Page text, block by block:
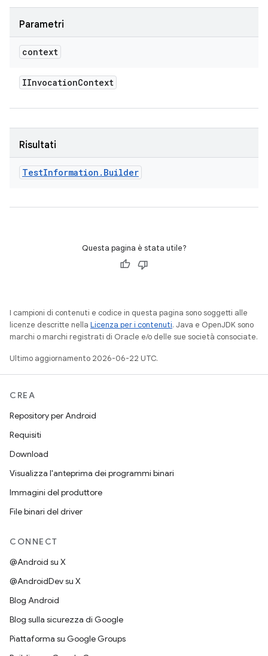
Parametri
context
IInvocationContext
Risultati
TestInformation . Builder
Questa pagina è stata utile?
I campioni di contenuti e codice in questa pagina sono soggetti alle
licenze descritte nella Licenza per i contenuti. Java e OpenJDK sono
marchi o marchi registrati di Oracle e/o delle sue società consociate.
Ultimo aggiornamento 2026-06-22 UTC.
CREA
Repository per Android
Requisiti
Download
Visualizza l'anteprima dei programmi binari
Immagini del produttore
File binari del driver
CONNECT
@Android su X
@AndroidDev su X
Blog Android
Blog sulla sicurezza di Google
Piattaforma su Google Groups